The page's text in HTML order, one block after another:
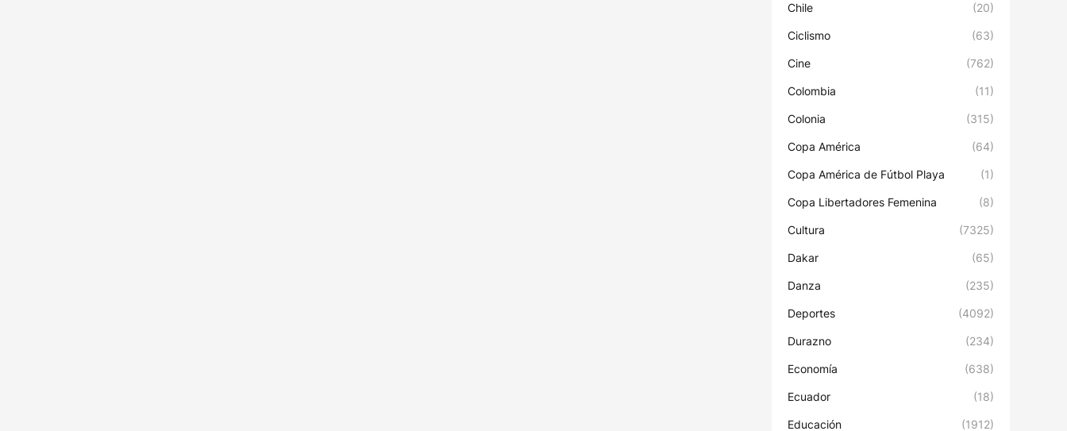
Chile (20)
Ciclismo (63)
Cine (762)
Colombia (11)
Colonia (315)
Copa América (64)
Copa América de Fútbol Playa (1)
Copa Libertadores Femenina (8)
Cultura (7325)
Dakar (65)
Danza (235)
Deportes (4092)
Durazno (234)
Economía (638)
Ecuador (18)
Educación (1912)